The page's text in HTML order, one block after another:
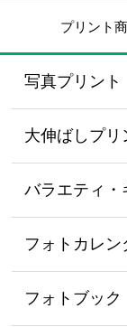
プリント
写真プリント
大伸ばしプリ
バラエティ・
フォトカレン
フォトブック